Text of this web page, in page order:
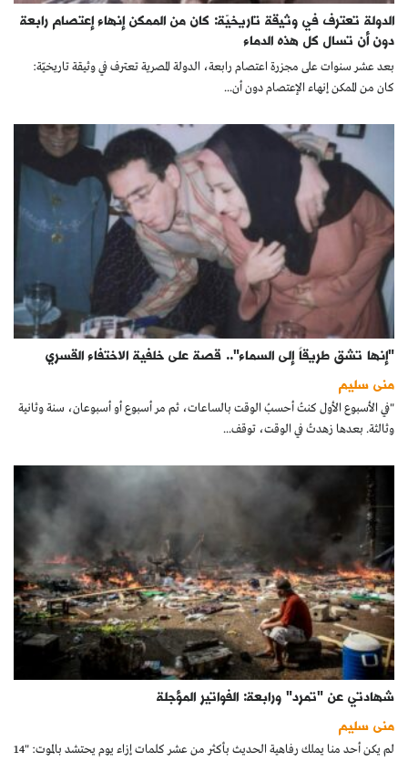
بالصورة
كتّابنا
الدولة تعترف في وثيقة تاريخيّة: كان من الممكن إنهاء إعتصام رابعة
دون أن تسال كل هذه الدماء
بعد عشر سنوات على مجزرة اعتصام رابعة، الدولة المصرية تعترف في وثيقة تاريخيّة:
كان من الممكن إنهاء الإعتصام دون أن...
"إنها تشق طريقاً إلى السماء".. قصة على خلفية الاختفاء القسري
منى سليم
"في الأسبوع الأول كنتُ أحسبُ الوقت بالساعات، ثم مر أسبوع أو أسبوعان، سنة وثانية
وثالثة. بعدها زهدتُ في الوقت، توقف...
شهادتي عن "تمرد" ورابعة: الفواتير المؤجلة
منى سليم
لم يكن أحد منا يملك رفاهية الحديث بأكثر من عشر كلمات إزاء يوم يحتشد بالموت: "14